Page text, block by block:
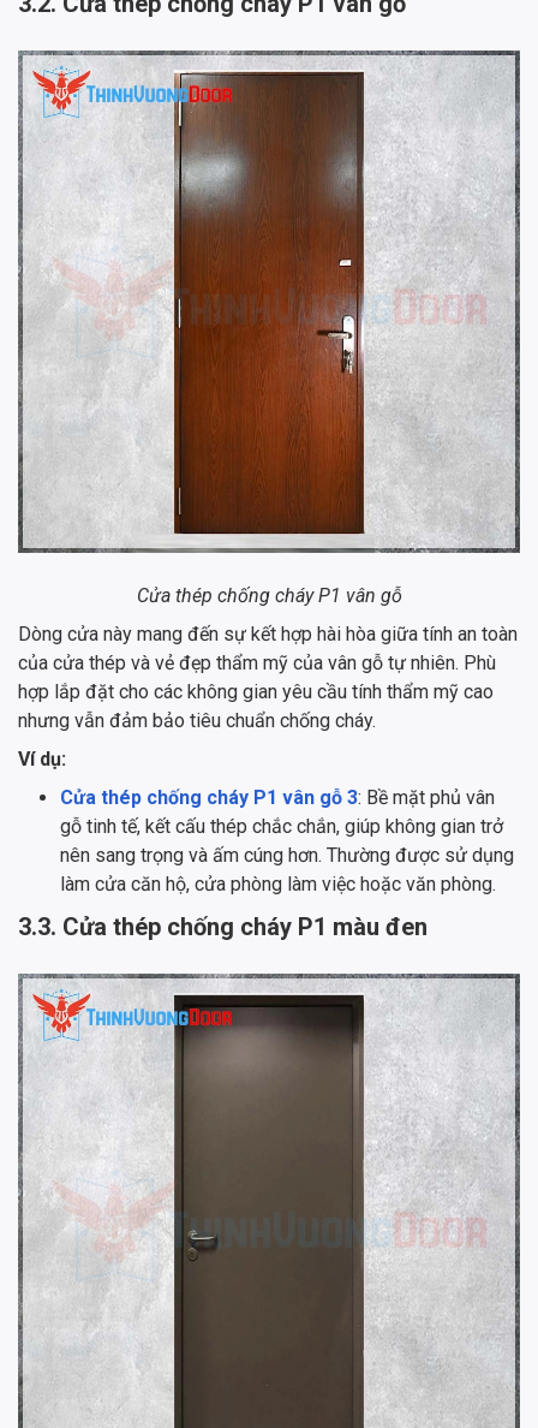
Cửa thép chống cháy P1 vân gỗ
Dòng cửa này mang đến sự kết hợp hài hòa giữa tính an toàn
của cửa thép và vẻ đẹp thẩm mỹ của vân gỗ tự nhiên. Phù
hợp lắp đặt cho các không gian yêu cầu tính thẩm mỹ cao
nhưng vẫn đảm bảo tiêu chuẩn chống cháy.
Ví dụ:
Cửa thép chống cháy P1 vân gỗ 3: Bề mặt phủ vân
gỗ tinh tế, kết cấu thép chắc chắn, giúp không gian trở
nên sang trọng và ấm cúng hơn. Thường được sử dụng
làm cửa căn hộ, cửa phòng làm việc hoặc văn phòng.
3.3. Cửa thép chống cháy P1 màu đen